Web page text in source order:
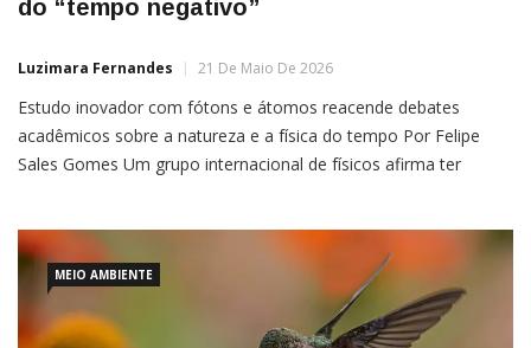
do “tempo negativo”
Luzimara Fernandes 21 De Maio De 2026
Estudo inovador com fótons e átomos reacende debates
acadêmicos sobre a natureza e a física do tempo Por Felipe
Sales Gomes Um grupo internacional de físicos afirma ter
luz podem
MEIO AMBIENTE